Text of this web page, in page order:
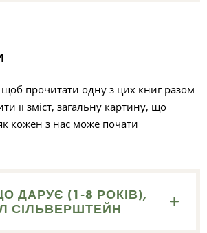
прочитати одну з цих книг разом
її зміст, загальну картину, що
як кожен з нас може почати
ДАРУЄ (1-8 РОКІВ),
СІЛЬВЕРШТЕЙН